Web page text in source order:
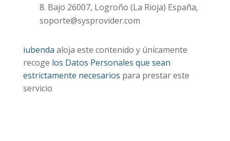
8. Bajo 26007, Logroño (La Rioja) España,
soporte@sysprovider.com
iubenda aloja este contenido y únicamente
recoge los Datos Personales que sean
estrictamente necesarios para prestar este
servicio